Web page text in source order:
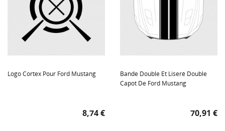
Logo Cortex Pour Ford Mustang
Prix
8,74 €
Bande Double Et Liseré Double
Capot De Ford Mustang
Prix
70,91 €